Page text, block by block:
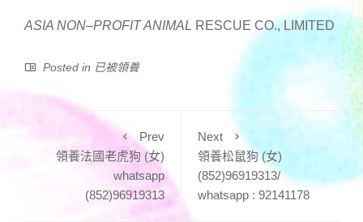
ASIA NON–PROFIT ANIMAL RESCUE CO., LIMITED
Posted in 已被領養
Prev
領養法國老虎狗 (女)
whatsapp
(852)96919313
Next
領養松鼠狗 (女)
(852)96919313/
whatsapp : 92141178